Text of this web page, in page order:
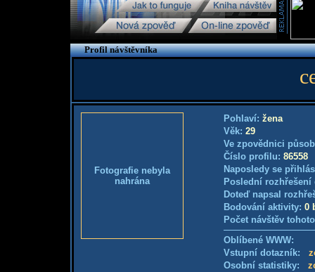
Profil návštěvníka
Fotografie nebyla
nahrána
Pohlaví: žena
Věk: 29
Ve zpovědnici
Číslo profilu: 86558
Naposledy se
Poslední
Doteď napsal
Bodování aktivity: 0
Počet návštěv
Oblíbené WWW:
Vstupní dotazník:
Osobní statistiky: